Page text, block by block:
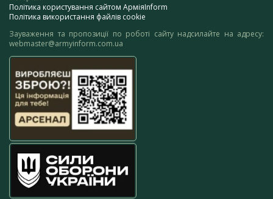
Політика користування сайтом АрміяInform
Політика використання файлів cookie
Зауваження та пропозиції по роботі сайту надсилайте на адресу:
webmaster@armyinform.com.ua